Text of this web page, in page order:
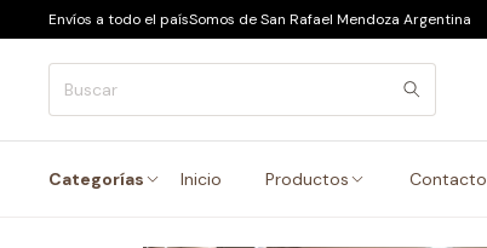
Envíos a todo el paísSomos de San Rafael Mendoza Argentina
Categorías Inicio Productos Contacto